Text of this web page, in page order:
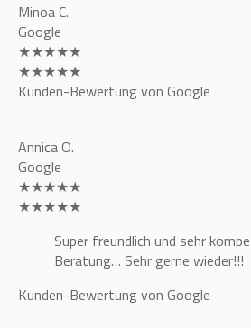
Minoa C.
Google
★★★★★
★★★★★
Kunden-Bewertung von Google
Annica O.
Google
★★★★★
★★★★★
Super freundlich und sehr
Beratung… Sehr gerne wieder!!!
Kunden-Bewertung von Google